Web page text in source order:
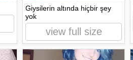
Giysilerin altında hiçbir şey
yok
view full size